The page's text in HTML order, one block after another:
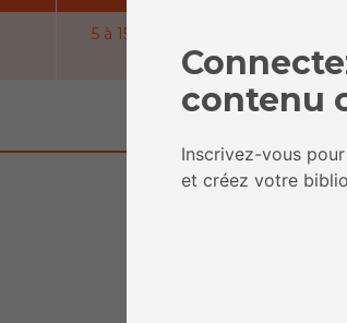
5 à 15 participant.e.s
Faire
contenu
Inscrivez-vous
et créez votre